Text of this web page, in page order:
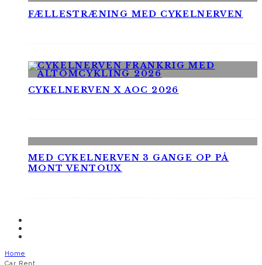
FÆLLESTRÆNING MED CYKELNERVEN
CYKELNERVEN X AOC 2026
MED CYKELNERVEN 3 GANGE OP PÅ
MONT VENTOUX
Home
Car Rent